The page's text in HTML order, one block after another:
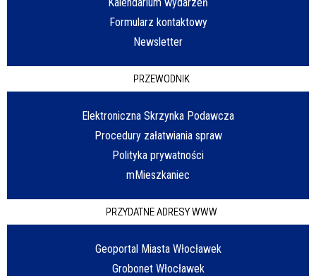
Formularz kontaktowy
Newsletter
PRZEWODNIK
Elektroniczna Skrzynka Podawcza
Procedury załatwiania spraw
Polityka prywatności
mMieszkaniec
PRZYDATNE ADRESY WWW
Geoportal Miasta Włocławek
Grobonet Włocławek